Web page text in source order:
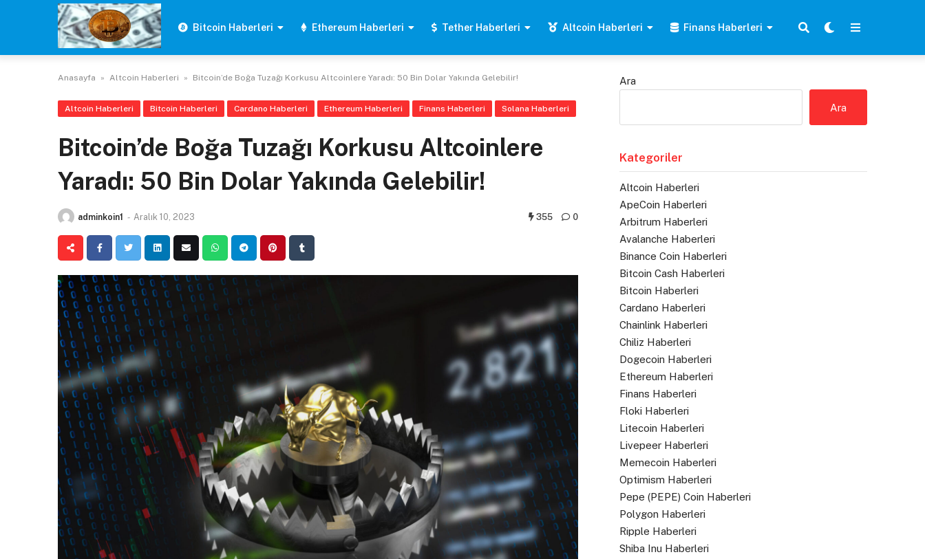
Bitcoin Haberleri Ethereum Haberleri Tether Haberleri Altcoin Haberleri Finans Haberleri
Anasayfa » Altcoin Haberleri » Bitcoin’de Boğa Tuzağı Korkusu Altcoinlere Yaradı: 50 Bin Dolar Yakında Gelebilir!
Altcoin Haberleri Bitcoin Haberleri Cardano Haberleri Ethereum Haberleri Finans Haberleri Solana Haberleri
Bitcoin’de Boğa Tuzağı Korkusu Altcoinlere
Yaradı: 50 Bin Dolar Yakında Gelebilir!
adminkoin1 - Aralık 10, 2023 355 0
Ara
Ara
Kategoriler
Altcoin Haberleri
ApeCoin Haberleri
Arbitrum Haberleri
Avalanche Haberleri
Binance Coin Haberleri
Bitcoin Cash Haberleri
Bitcoin Haberleri
Cardano Haberleri
Chainlink Haberleri
Chiliz Haberleri
Dogecoin Haberleri
Ethereum Haberleri
Finans Haberleri
Floki Haberleri
Litecoin Haberleri
Livepeer Haberleri
Memecoin Haberleri
Optimism Haberleri
Pepe (PEPE) Coin Haberleri
Polygon Haberleri
Ripple Haberleri
Shiba Inu Haberleri